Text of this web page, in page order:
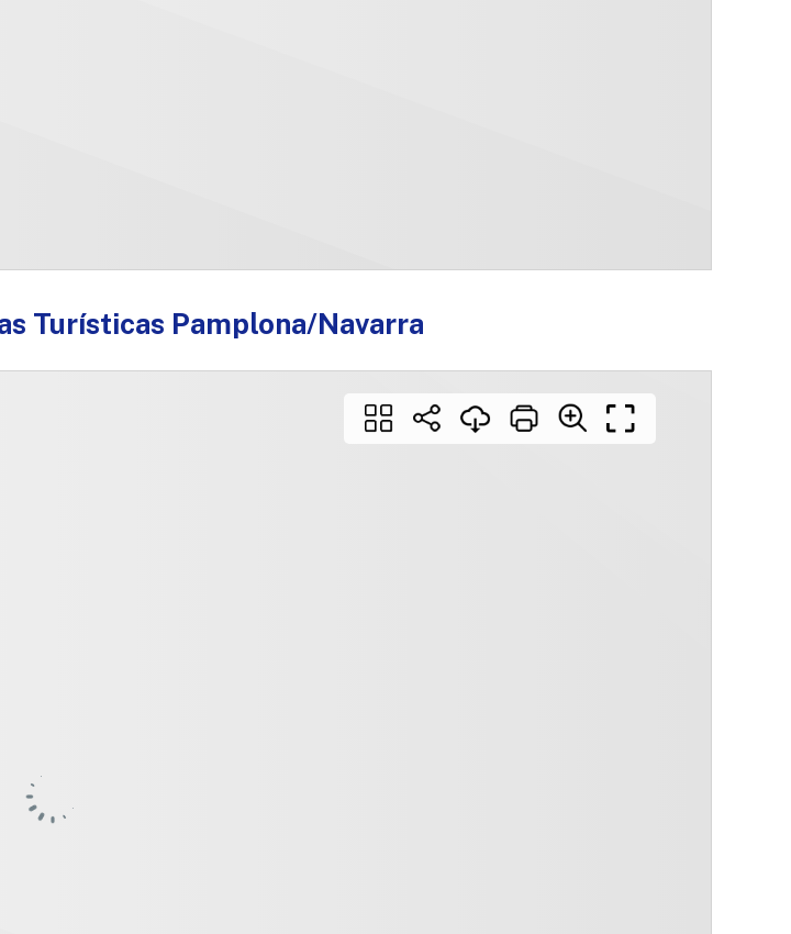
Turísticas Pamplona/Navarra